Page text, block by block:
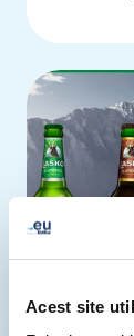
Acest site